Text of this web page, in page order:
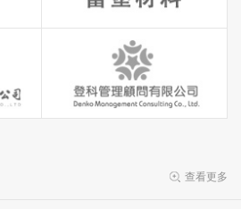
查看更多